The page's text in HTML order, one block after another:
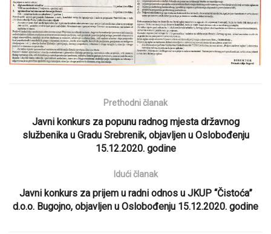
Prethodni članak
Javni konkurs za popunu radnog mjesta državnog
službenika u Gradu Srebrenik, objavljen u Oslobođenju
15.12.2020. godine
Idući članak
Javni konkurs za prijem u radni odnos u JKUP “Čistoća”
d.o.o. Bugojno, objavljen u Oslobođenju 15.12.2020. godine